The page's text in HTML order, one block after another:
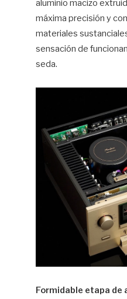
aluminio macizo
máxima precisión y
materiales
sensación de
seda.
Formidable etapa de